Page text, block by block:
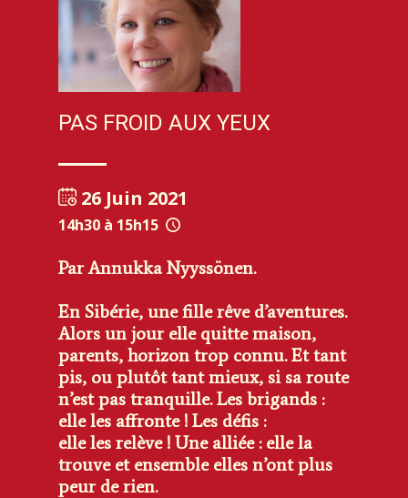
PAS FROID AUX YEUX
26 Juin 2021
14h30 à 15h15
Par Annukka Nyyssönen.
En Sibérie, une fille rêve d’aventures.
Alors un jour elle quitte maison,
parents, horizon trop connu. Et tant
pis, ou plutôt tant mieux, si sa route
n’est pas tranquille. Les brigands :
elle les affronte ! Les défis :
elle les relève ! Une alliée : elle la
trouve et ensemble elles n’ont plus
peur de rien.